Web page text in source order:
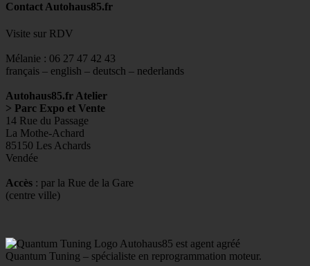
Contact Autohaus85.fr
Visite sur RDV
Mélanie : 06 27 47 42 43
français – english – deutsch – nederlands
Autohaus85.fr Atelier
> Parc Expo et Vente
14 Rue du Passage
La Mothe-Achard
85150 Les Achards
Vendée
Accès : par la Rue de la Gare
(centre ville)
Autohaus85 est agent agréé
Quantum Tuning – spécialiste en reprogrammation moteur.